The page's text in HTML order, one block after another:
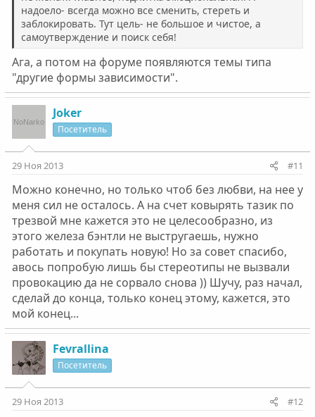
надоело- всегда можно все сменить, стереть и
заблокировать. Тут цель- не большое и чистое, а
самоутверждение и поиск себя!
Ага, а потом на форуме появляются темы типа
"другие формы зависимости".
Joker
Посетитель
29 Ноя 2013 #11
Можно конечно, но только чтоб без любви, на нее у
меня сил не осталось. А на счет ковырять тазик по
трезвой мне кажется это не целесообразно, из
этого железа бэнтли не выстругаешь, нужно
работать и покупать новую! Но за совет спасибо,
авось попробую лишь бы стереотипы не вызвали
провокацию да не сорвало снова )) Шучу, раз начал,
сделай до конца, только конец этому, кажется, это
мой конец...
Fevrallina
Посетитель
29 Ноя 2013 #12